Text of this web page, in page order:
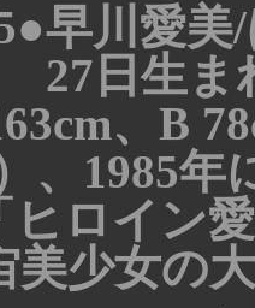
早川愛
27日生ま
、B
、1985
ロイン
美少女の